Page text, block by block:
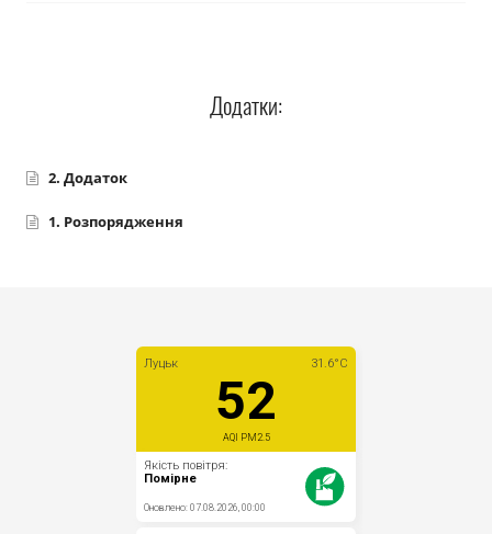
Додатки:
2. Додаток
1. Розпорядження